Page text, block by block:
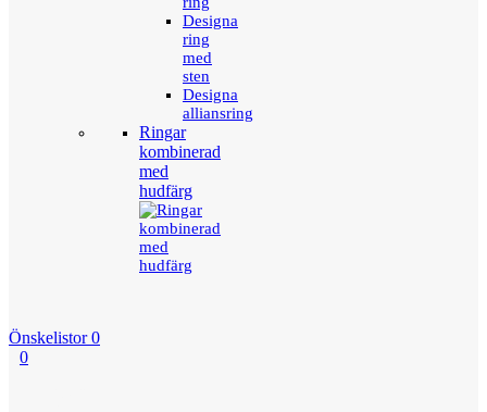
Designa
ring
med
sten
Designa
alliansring
Ringar
kombinerad
med
hudfärg
Önskelistor 0
0